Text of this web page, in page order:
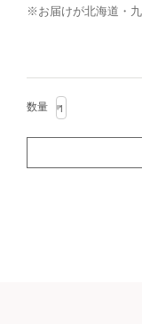
※お届けが北海道・九
数量